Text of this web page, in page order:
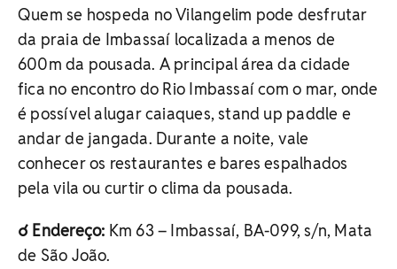
Quem se hospeda no Vilangelim pode desfrutar
da praia de Imbassaí localizada a menos de
600m da pousada. A principal área da cidade
fica no encontro do Rio Imbassaí com o mar, onde
é possível alugar caiaques, stand up paddle e
andar de jangada. Durante a noite, vale
conhecer os restaurantes e bares espalhados
pela vila ou curtir o clima da pousada.
☌ Endereço: Km 63 – Imbassaí, BA-099, s/n, Mata
de São João.